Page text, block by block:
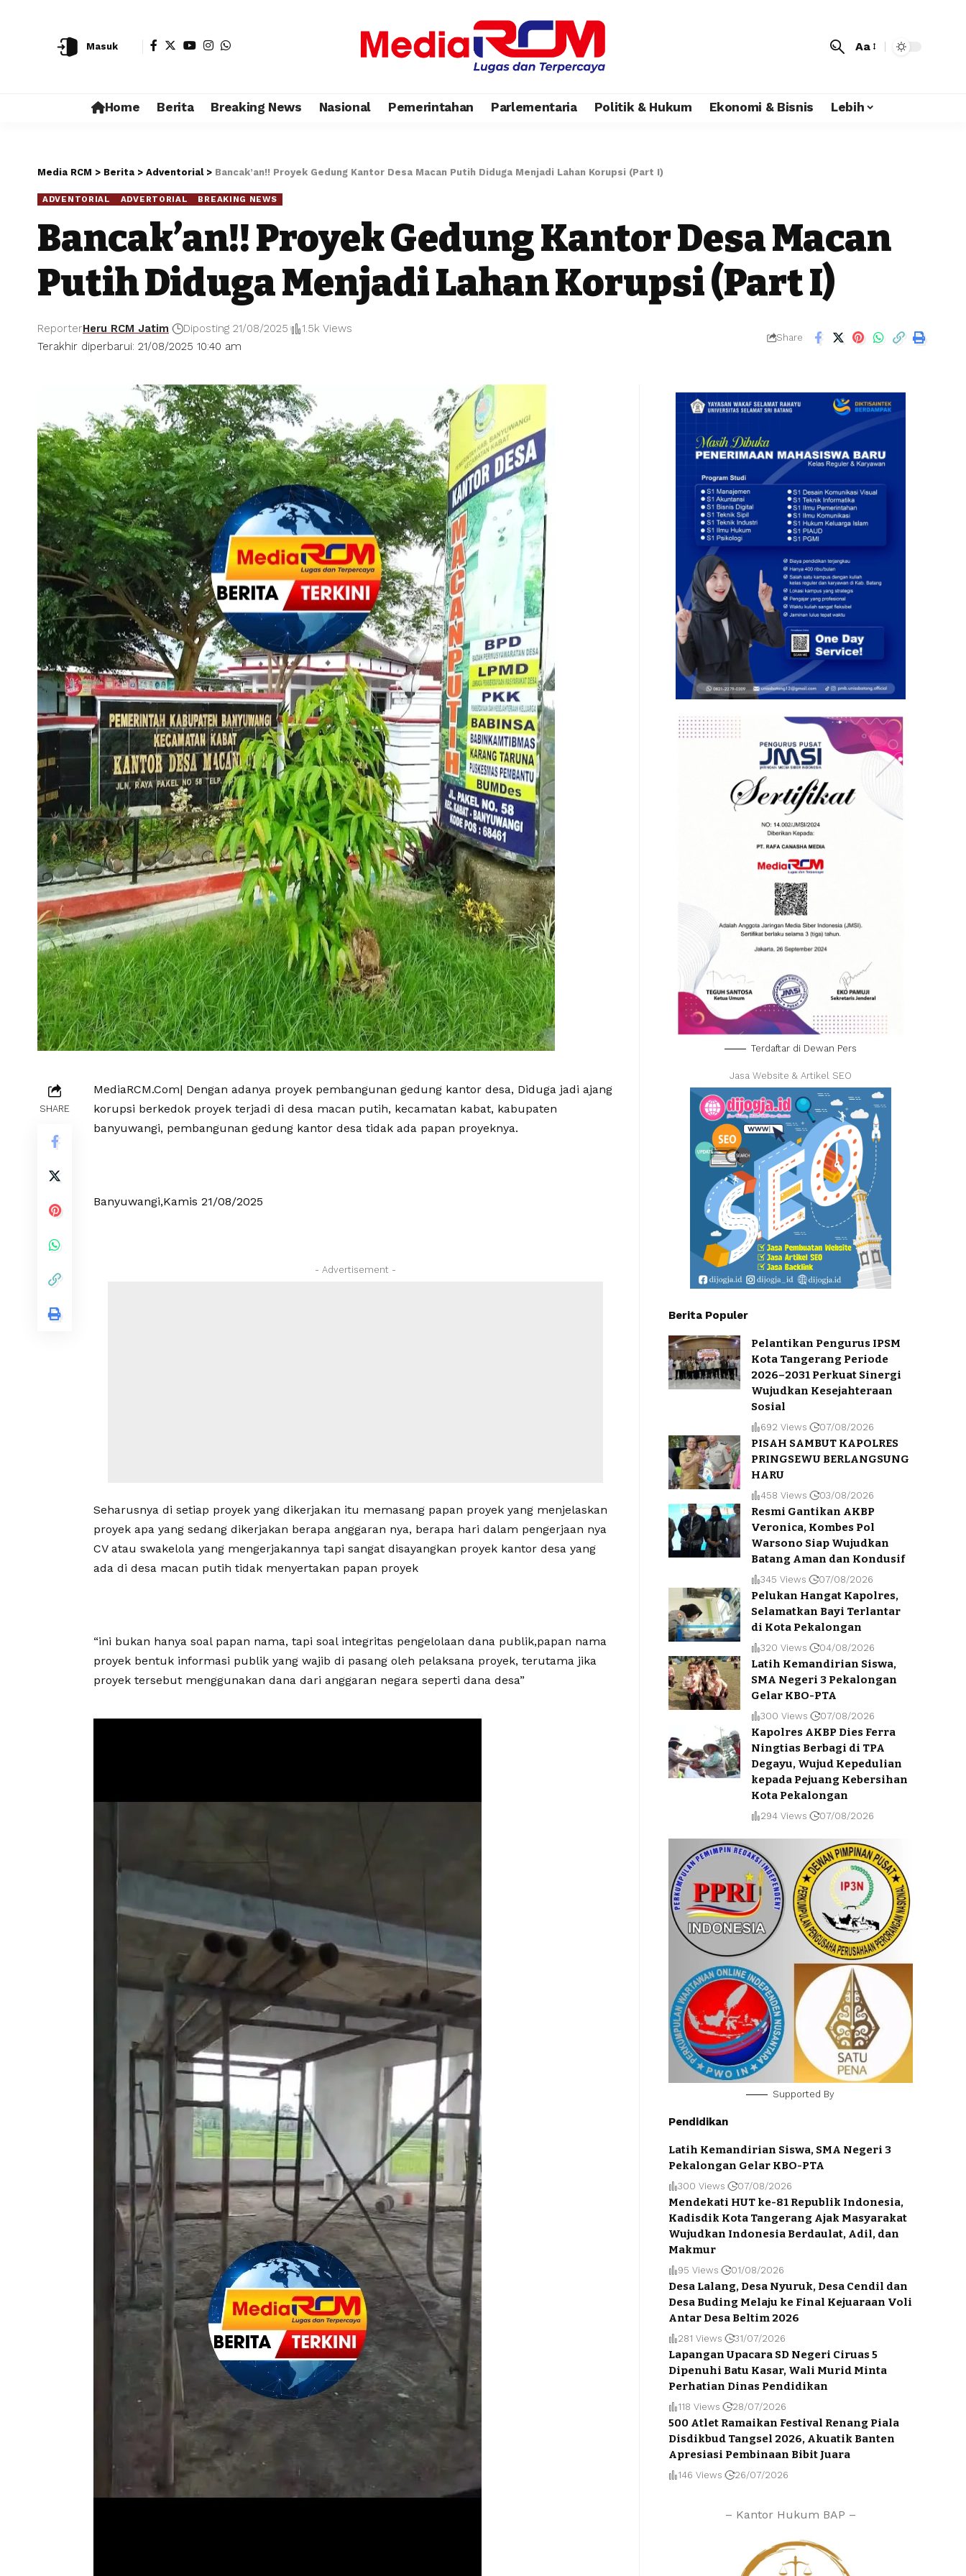
Masuk Aa
Home Berita Breaking News Nasional Pemerintahan Parlementaria Politik & Hukum Ekonomi & Bisnis Lebih
Media RCM > Berita > Adventorial> Bancak’an!! Proyek Gedung Kantor Desa Macan Putih Diduga Menjadi Lahan Korupsi (Part I)
ADVENTORIAL ADVERTORIAL BREAKING NEWS
Bancak’an!! Proyek Gedung Kantor Desa Macan
Putih Diduga Menjadi Lahan Korupsi (Part I)
Terakhir diperbarui: 21/08/2025 10:40 am
ReporterHeru RCM Jatim Diposting 21/08/2025 1.5k Views
Share
SHARE
MediaRCM.Com| Dengan adanya proyek pembangunan gedung kantor desa, Diduga jadi ajang
korupsi berkedok proyek terjadi di desa macan putih, kecamatan kabat, kabupaten
banyuwangi, pembangunan gedung kantor desa tidak ada papan proyeknya.
Banyuwangi,Kamis 21/08/2025
- Advertisement -
Seharusnya di setiap proyek yang dikerjakan itu memasang papan proyek yang menjelaskan
proyek apa yang sedang dikerjakan berapa anggaran nya, berapa hari dalam pengerjaan nya
CV atau swakelola yang mengerjakannya tapi sangat disayangkan proyek kantor desa yang
ada di desa macan putih tidak menyertakan papan proyek
“ini bukan hanya soal papan nama, tapi soal integritas pengelolaan dana publik,papan nama
proyek bentuk informasi publik yang wajib di pasang oleh pelaksana proyek, terutama jika
proyek tersebut menggunakan dana dari anggaran negara seperti dana desa”
Terdaftar di Dewan Pers
Jasa Website & Artikel SEO
Berita Populer
Pelantikan Pengurus IPSM
Kota Tangerang Periode
2026–2031 Perkuat Sinergi
Wujudkan Kesejahteraan
Sosial
692 Views 07/08/2026
PISAH SAMBUT KAPOLRES
PRINGSEWU BERLANGSUNG
HARU
458 Views 03/08/2026
Resmi Gantikan AKBP
Veronica, Kombes Pol
Warsono Siap Wujudkan
Batang Aman dan Kondusif
345 Views 07/08/2026
Pelukan Hangat Kapolres,
Selamatkan Bayi Terlantar
di Kota Pekalongan
320 Views 04/08/2026
Latih Kemandirian Siswa,
SMA Negeri 3 Pekalongan
Gelar KBO-PTA
300 Views 07/08/2026
Kapolres AKBP Dies Ferra
Ningtias Berbagi di TPA
Degayu, Wujud Kepedulian
kepada Pejuang Kebersihan
Kota Pekalongan
294 Views 07/08/2026
Supported By
Pendidikan
Latih Kemandirian Siswa, SMA Negeri 3
Pekalongan Gelar KBO-PTA
300 Views 07/08/2026
Mendekati HUT ke-81 Republik Indonesia,
Kadisdik Kota Tangerang Ajak Masyarakat
Wujudkan Indonesia Berdaulat, Adil, dan
Makmur
95 Views 01/08/2026
Desa Lalang, Desa Nyuruk, Desa Cendil dan
Desa Buding Melaju ke Final Kejuaraan Voli
Antar Desa Beltim 2026
281 Views 31/07/2026
Lapangan Upacara SD Negeri Ciruas 5
Dipenuhi Batu Kasar, Wali Murid Minta
Perhatian Dinas Pendidikan
118 Views 28/07/2026
500 Atlet Ramaikan Festival Renang Piala
Disdikbud Tangsel 2026, Akuatik Banten
Apresiasi Pembinaan Bibit Juara
146 Views 26/07/2026
– Kantor Hukum BAP –